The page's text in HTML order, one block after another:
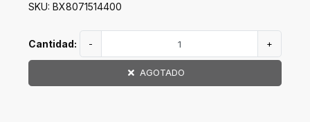
SKU: BX8071514400
Cantidad: - +
AGOTADO